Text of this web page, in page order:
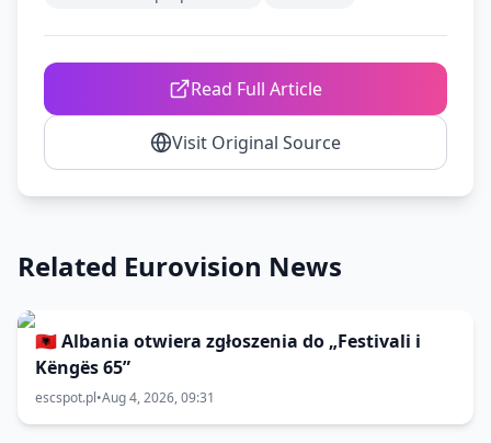
Read Full Article
Visit Original Source
Related Eurovision News
🇦🇱 Albania otwiera zgłoszenia do „Festivali i
Këngës 65”
escspot.pl•Aug 4, 2026, 09:31